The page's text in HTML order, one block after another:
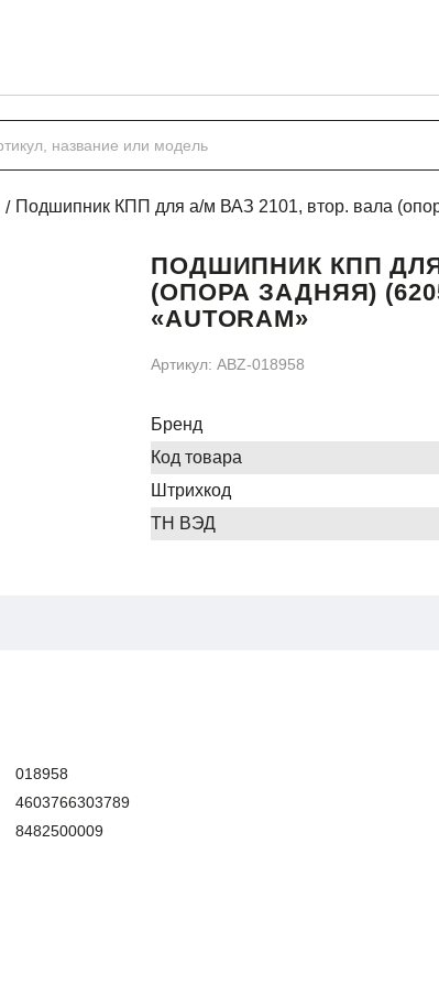
Подшипник КПП для а/м ВАЗ 2101, втор. вала
ПОДШИПНИК КПП ДЛЯ
(ОПОРА ЗАДНЯЯ)
«AUTORAM»
Артикул: ABZ-018958
Бренд
Код товара
Штрихкод
ТН ВЭД
018958
4603766303789
8482500009